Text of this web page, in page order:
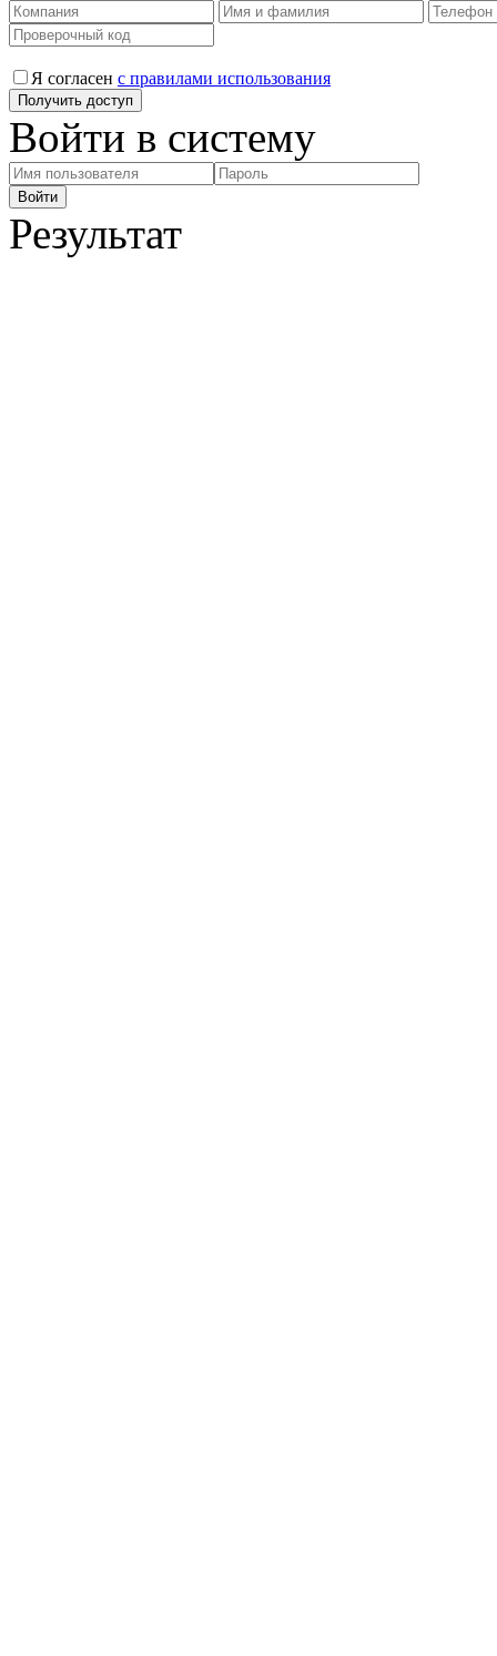
Я согласен с правилами использования
Войти в систему
Результат